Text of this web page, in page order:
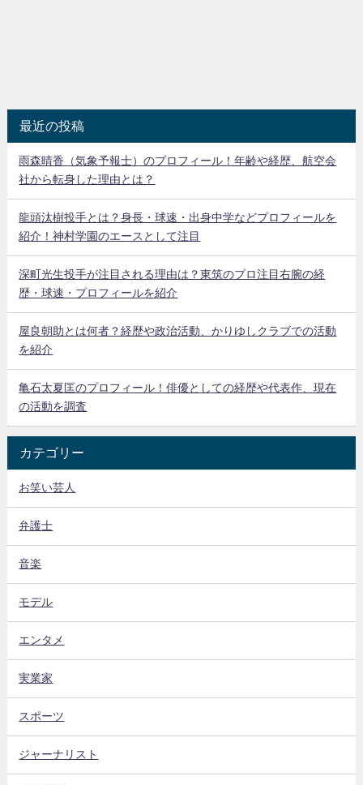
最近の投稿
雨森晴香（気象予報士）のプロフィール！年齢や経歴、航空会
社から転身した理由とは？
龍頭汰樹投手とは？身長・球速・出身中学などプロフィールを
紹介！神村学園のエースとして注目
深町光生投手が注目される理由は？東筑のプロ注目右腕の経
歴・球速・プロフィールを紹介
屋良朝助とは何者？経歴や政治活動、かりゆしクラブでの活動
を紹介
亀石太夏匡のプロフィール！俳優としての経歴や代表作、現在
の活動を調査
カテゴリー
お笑い芸人
弁護士
音楽
モデル
エンタメ
実業家
スポーツ
ジャーナリスト